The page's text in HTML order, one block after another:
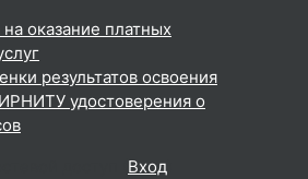
оказание платных
результатов освоения
удостоверения о
Вход